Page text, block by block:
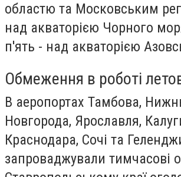
областю та Московським
над акваторією Чорного
п'ять - над акваторією
Обмеження в роботі
В аеропортах Тамбова,
Новгорода, Ярославля,
Краснодара, Сочі та
запроваджували тимчасові